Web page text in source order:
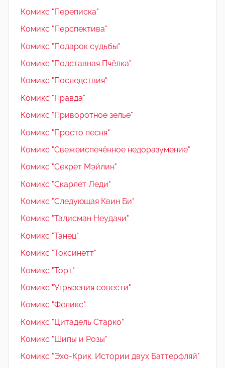
Комикс "Переписка"
Комикс "Перспектива"
Комикс "Подарок судьбы"
Комикс "Подставная Пчёлка"
Комикс "Последствия"
Комикс "Правда"
Комикс "Приворотное зелье"
Комикс "Просто песня"
Комикс "Свежеиспечённое недоразумение"
Комикс "Секрет Мэйлин"
Комикс "Скарлет Леди"
Комикс "Следующая Квин Би"
Комикс "Талисман Неудачи"
Комикс "Танец"
Комикс "Токсинетт"
Комикс "Торт"
Комикс "Угрызения совести"
Комикс "Феликс"
Комикс "Цитадель Старко"
Комикс "Шипы и Розы"
Комикс "Эхо-Крик. Истории двух Баттерфляй"